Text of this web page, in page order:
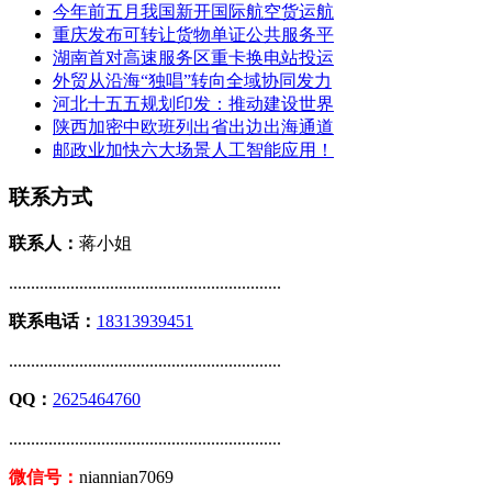
今年前五月我国新开国际航空货运航
重庆发布可转让货物单证公共服务平
湖南首对高速服务区重卡换电站投运
外贸从沿海“独唱”转向全域协同发力
河北十五五规划印发：推动建设世界
陕西加密中欧班列出省出边出海通道
邮政业加快六大场景人工智能应用！
联系方式
联系人： 蒋小姐
..............................................................
联系电话： 18313939451
..............................................................
QQ： 2625464760
..............................................................
微信号： niannian7069